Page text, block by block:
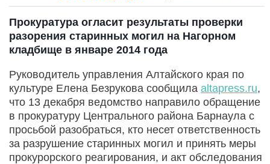
Прокуратура огласит результаты проверки
разорения старинных могил на Нагорном
кладбище в январе 2014 года
Руководитель управления Алтайского края по
культуре Елена Безрукова сообщила altapress.ru,
что 13 декабря ведомство направило обращение
в прокуратуру Центрального района Барнаула с
просьбой разобраться, кто несет ответственность
за разрушение старинных могил и принять меры
прокурорского реагирования, и акт обследования